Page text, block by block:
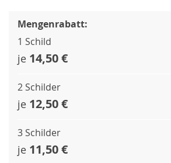
Mengenrabatt:
1 Schild
je 14,50 €
2 Schilder
je 12,50 €
3 Schilder
je 11,50 €